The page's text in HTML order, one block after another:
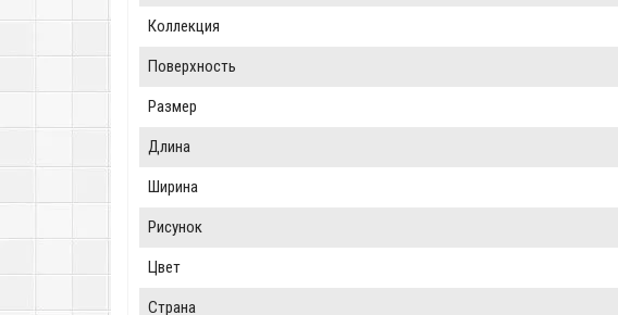
Коллекция
Поверхность
Размер
Длина
Ширина
Рисунок
Цвет
Страна